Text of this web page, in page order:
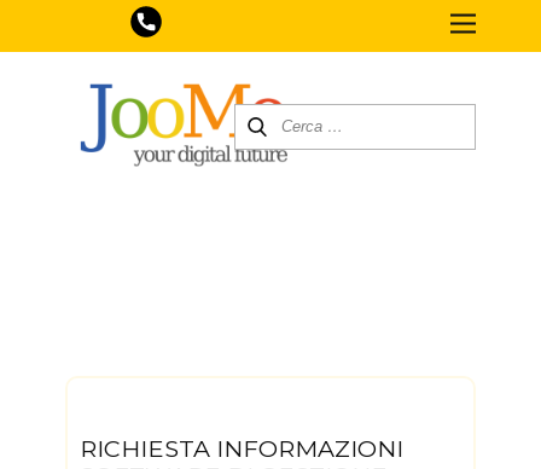
RICHIESTA INFORMAZIONI